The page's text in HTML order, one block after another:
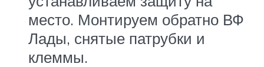
место. Монтируем обратно ВФ
Лады, снятые патрубки и
клеммы.